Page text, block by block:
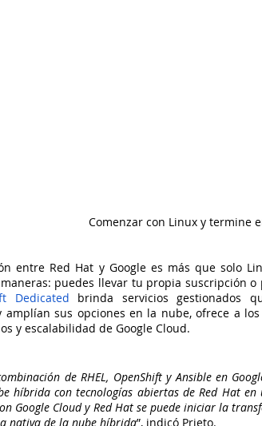
Comenzar con Linux y termine
entre Red Hat y Google es más que solo
puedes llevar tu propia suscripción
Dedicated brinda servicios gestionados
amplían sus opciones en la nube, ofrece a
y escalabilidad de Google Cloud.
de RHEL, OpenShift y Ansible en
híbrida con tecnologías abiertas de Red Hat
Google Cloud y Red Hat se puede iniciar la
nativa de la nube híbrida”, indicó Prieto.